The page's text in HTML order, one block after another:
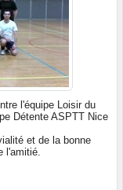
l'équipe Loisir du
Détente ASPTT Nice
et de la bonne
l'amitié.